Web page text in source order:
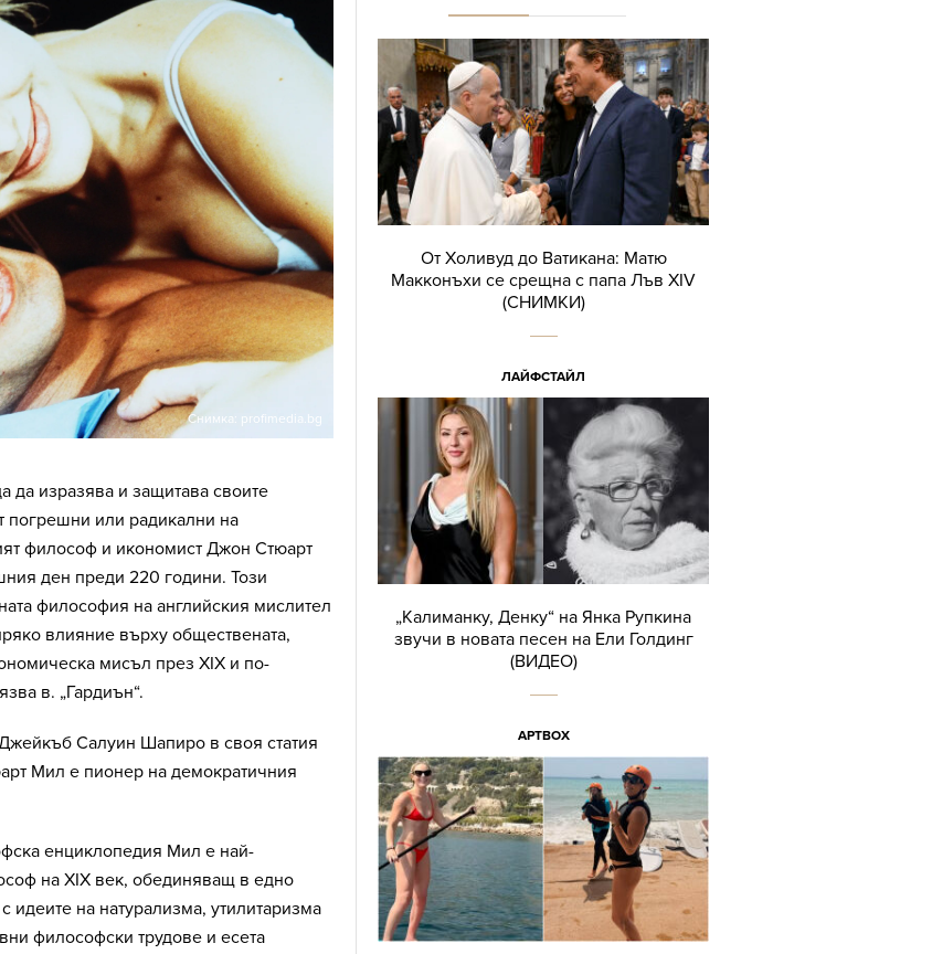
Снимка: profimedia.bg
да изразява и защитава своите
погрешни или радикални на
философ и икономист Джон Стюарт
ден преди 220 години. Този
философия на английския мислител
влияние върху обществената,
мисъл през XIX и по-
в. „Гардиън“.
Салуин Шапиро в своя статия
Мил е пионер на демократичния
енциклопедия Мил е най-
на XIX век, обединяващ в едно
на натурализма, утилитаризма
философски трудове и есета
От Холивуд до Ватикана: Матю
Макконъхи се срещна с папа Лъв XIV
(СНИМКИ)
ЛАЙФСТАЙЛ
„Калиманку, Денку“ на Янка Рупкина
звучи в новата песен на Ели Голдинг
(ВИДЕО)
АРТBOX